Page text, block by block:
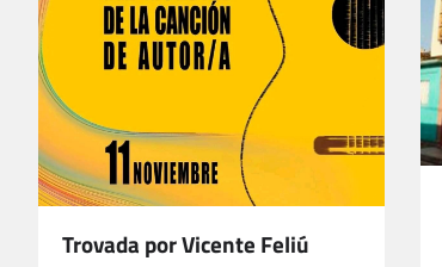
Trovada por Vicente Feliú